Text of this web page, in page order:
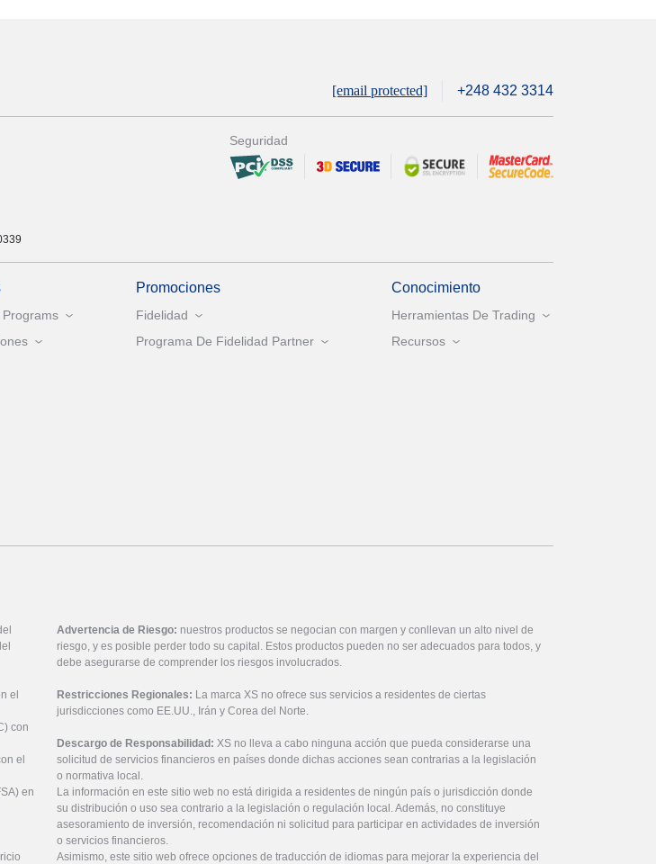
[email protected] +248 432 3314
Seguridad
Programs
Promociones
Fidelidad
Programa De Fidelidad Partner
Conocimiento
Herramientas De Trading
Recursos
el
con
el
en
Advertencia de Riesgo: nuestros productos se negocian con margen y conllevan un alto nivel de
riesgo, y es posible perder todo su capital. Estos productos pueden no ser adecuados para todos, y
debe asegurarse de comprender los riesgos involucrados.
Restricciones Regionales: La marca XS no ofrece sus servicios a residentes de ciertas
jurisdicciones como EE.UU., Irán y Corea del Norte.
Descargo de Responsabilidad: XS no lleva a cabo ninguna acción que pueda considerarse una
solicitud de servicios financieros en países donde dichas acciones sean contrarias a la legislación
o normativa local.
La información en este sitio web no está dirigida a residentes de ningún país o jurisdicción donde
su distribución o uso sea contrario a la legislación o regulación local. Además, no constituye
asesoramiento de inversión, recomendación ni solicitud para participar en actividades de inversión
o servicios financieros.
Asimismo, este sitio web ofrece opciones de traducción de idiomas para mejorar la experiencia del